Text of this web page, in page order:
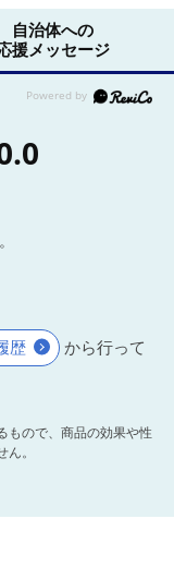
自治体への
援メッセージ
歴
から行って
もので、商品の効果や性
。